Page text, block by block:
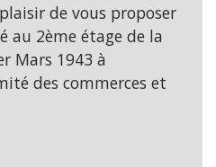
de vous proposer
au 2ème étage de la
Mars 1943 à
des commerces et